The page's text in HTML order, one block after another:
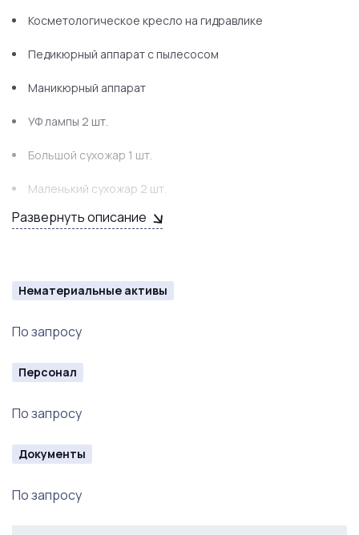
Косметологическое кресло на гидравлике
Педикюрный аппарат с пылесосом
Маникюрный аппарат
УФ лампы 2 шт.
Большой сухожар 1 шт.
Маленький сухожар 2 шт.
Холодильник большой 1 шт.
Кофемашина
Кондиционер 4 шт.
Кассовое оборудование
Кольцевая лампа и др. мелкий инвентарь
Развернуть описание
Нематериальные активы
По запросу
Персонал
По запросу
Документы
По запросу